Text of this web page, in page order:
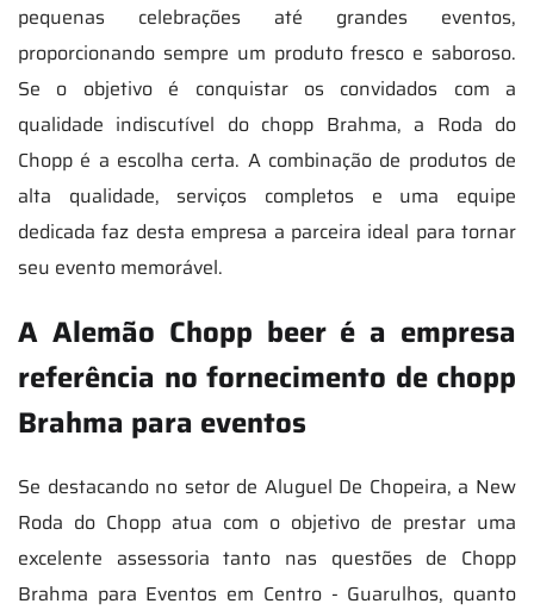
pequenas celebrações até grandes eventos,
proporcionando sempre um produto fresco e saboroso.
Se o objetivo é conquistar os convidados com a
qualidade indiscutível do chopp Brahma, a Roda do
Chopp é a escolha certa. A combinação de produtos de
alta qualidade, serviços completos e uma equipe
dedicada faz desta empresa a parceira ideal para tornar
seu evento memorável.
A Alemão Chopp beer é a empresa
referência no fornecimento de chopp
Brahma para eventos
Se destacando no setor de Aluguel De Chopeira, a New
Roda do Chopp atua com o objetivo de prestar uma
excelente assessoria tanto nas questões de Chopp
Brahma para Eventos em Centro - Guarulhos, quanto